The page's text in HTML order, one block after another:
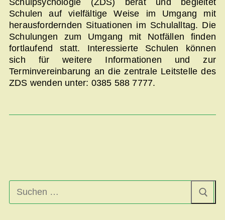
Schulpsychologie (ZDS) berät und begleitet
Schulen auf vielfältige Weise im Umgang mit
herausfordernden Situationen im Schulalltag. Die
Schulungen zum Umgang mit Notfällen finden
fortlaufend statt. Interessierte Schulen können
sich für weitere Informationen und zur
Terminvereinbarung an die zentrale Leitstelle des
ZDS wenden unter: 0385 588 7777.
nach: